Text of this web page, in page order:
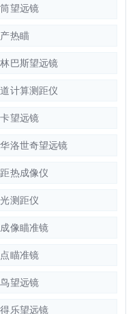
望远镜
热瞄
巴斯望远镜
计算测距仪
望远镜
洛世奇望远镜
热成像仪
测距仪
像瞄准镜
瞄准镜
望远镜
乐望远镜